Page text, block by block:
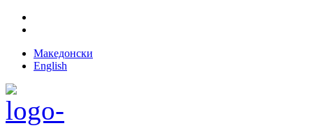
Македонски
English